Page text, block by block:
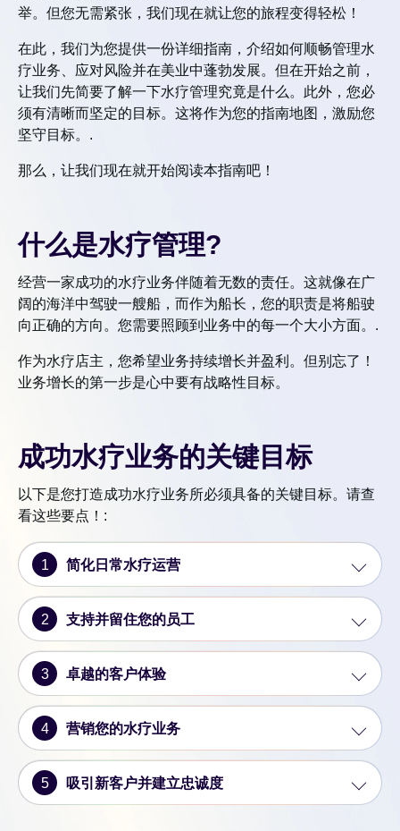
举。但您无需紧张，我们现在就让您的旅程变得轻松！
在此，我们为您提供一份详细指南，介绍如何顺畅管理水
疗业务、应对风险并在美业中蓬勃发展。但在开始之前，
让我们先简要了解一下水疗管理究竟是什么。此外，您必
须有清晰而坚定的目标。这将作为您的指南地图，激励您
坚守目标。.
那么，让我们现在就开始阅读本指南吧！
什么是水疗管理?
经营一家成功的水疗业务伴随着无数的责任。这就像在广
阔的海洋中驾驶一艘船，而作为船长，您的职责是将船驶
向正确的方向。您需要照顾到业务中的每一个大小方面。.
作为水疗店主，您希望业务持续增长并盈利。但别忘了！
业务增长的第一步是心中要有战略性目标。
成功水疗业务的关键目标
以下是您打造成功水疗业务所必须具备的关键目标。请查
看这些要点！:
1 简化日常水疗运营
2 支持并留住您的员工
3 卓越的客户体验
4 营销您的水疗业务
5 吸引新客户并建立忠诚度